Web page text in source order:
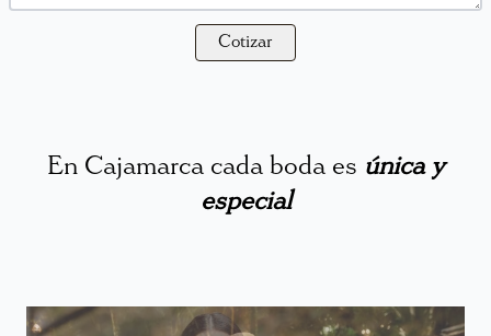
Cotizar
En Cajamarca cada boda es única y
especial